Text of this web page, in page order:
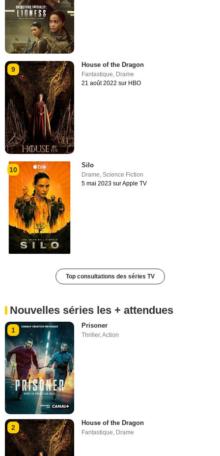
9
House of the Dragon
Fantastique, Drame
21 août 2022 sur HBO
10
Silo
Drame ,Science Fiction
5 mai 2023 sur Apple TV
Top consultations des séries TV
Nouvelles séries les + attendues
1
Prisoner
Thriller,Action
2
House of the Dragon
Fantastique, Drame